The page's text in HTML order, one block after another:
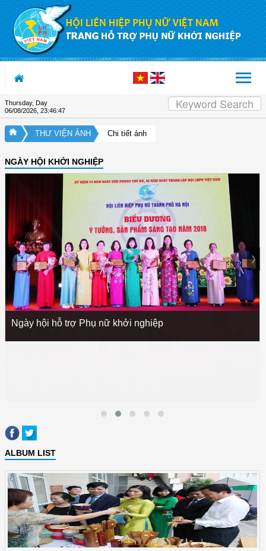
Skip to Content
Thursday, Day
06/08/2026 23:46:48
THƯ VIỆN ẢNH Chi tiết ảnh
NGÀY HỘI KHỞI NGHIỆP
Ngày hội hỗ trợ Phụ nữ khởi nghiệp
ALBUM LIST